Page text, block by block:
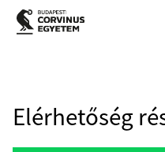
Elérhetőség